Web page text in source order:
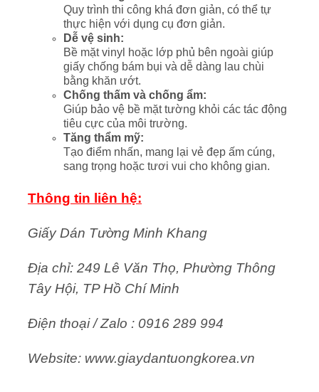
Quy trình thi công khá đơn giản, có thể tự
thực hiện với dụng cụ đơn giản.
Dễ vệ sinh:
Bề mặt vinyl hoặc lớp phủ bên ngoài giúp
giấy chống bám bụi và dễ dàng lau chùi
bằng khăn ướt.
Chống thấm và chống ẩm:
Giúp bảo vệ bề mặt tường khỏi các tác động
tiêu cực của môi trường.
Tăng thẩm mỹ:
Tạo điểm nhấn, mang lại vẻ đẹp ấm cúng,
sang trọng hoặc tươi vui cho không gian.
Thông tin liên hệ:
Giấy Dán Tường Minh Khang
Địa chỉ: 249 Lê Văn Thọ, Phường Thông
Tây Hội, TP Hồ Chí Minh
Điện thoại / Zalo : 0916 289 994
Website: www.giaydantuongkorea.vn